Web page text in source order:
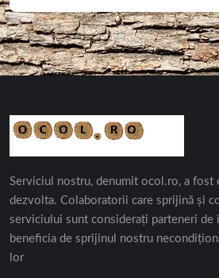
Serviciul nostru, denumit ocol.ro, a fost
dezvolta. Colaboratorii care sprijină și
serviciului sunt considerați parteneri de
beneficia de sprijinul nostru
lor